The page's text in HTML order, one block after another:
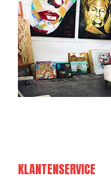
KLANTENSERVICE